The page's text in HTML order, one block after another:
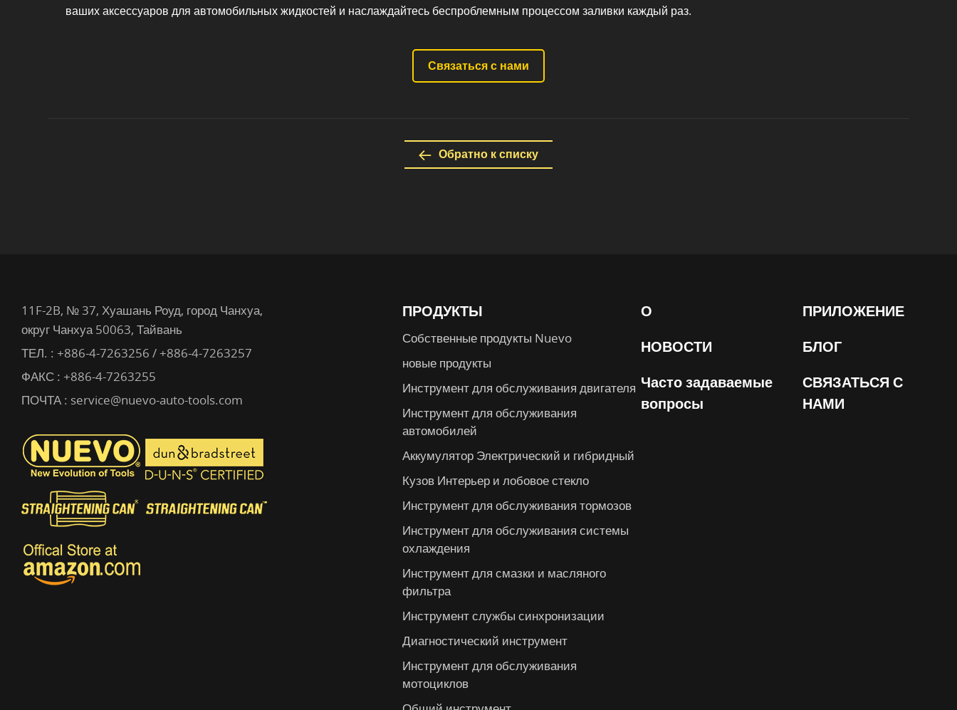
ваших аксессуаров для автомобильных жидкостей и наслаждайтесь беспроблемным процессом заливки каждый раз.
Связаться с нами
Обратно к списку
ПРОДУКТЫ
Собственные продукты Nuevo
новые продукты
Инструмент для обслуживания двигателя
Инструмент для обслуживания
автомобилей
Аккумулятор Электрический и гибридный
Кузов Интерьер и лобовое стекло
Инструмент для обслуживания тормозов
Инструмент для обслуживания системы
охлаждения
Инструмент для смазки и масляного
фильтра
Инструмент службы синхронизации
Диагностический инструмент
Инструмент для обслуживания
мотоциклов
О
ПРИЛОЖЕНИЕ
НОВОСТИ
БЛОГ
Часто задаваемые
вопросы
СВЯЗАТЬСЯ С
НАМИ
11F-2B, № 37, Хуашань Роуд, город Чанхуа,
округ Чанхуа 50063, Тайвань
ТЕЛ. : +886-4-7263256 / +886-4-7263257
ФАКС : +886-4-7263255
ПОЧТА : service@nuevo-auto-tools.com